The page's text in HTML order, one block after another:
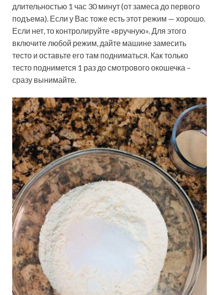
длительностью 1 час 30 минут (от замеса до первого
подъема). Если у Вас тоже есть этот режим — хорошо.
Если нет, то контролируйте «вручную». Для этого
включите любой режим, дайте машине замесить
тесто и оставьте его там подниматься. Как только
тесто поднимется 1 раз до смотрового окошечка –
сразу вынимайте.